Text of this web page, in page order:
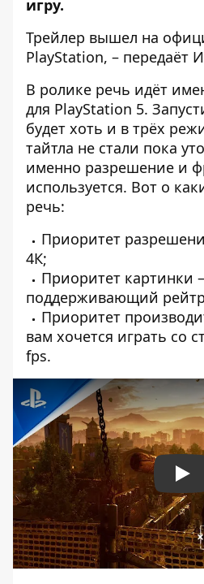
игру.
Трейлер вышел на
PlayStation, – передаёт
В ролике речь идёт
для PlayStation 5.
будет хоть и в трёх
тайтла не стали пока
именно разрешение и
используется. Вот о
речь:
Приоритет
4К;
Приоритет картинки
поддерживающий
Приоритет
вам хочется играть со
fps.